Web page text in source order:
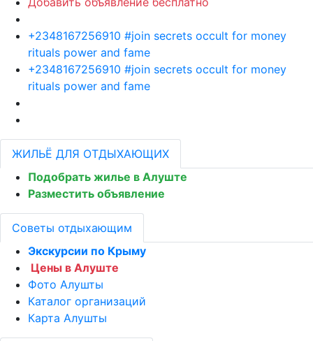
+2348167256910 #join secrets occult for money
rituals power and fame
+2348167256910 #join secrets occult for money
rituals power and fame
ЖИЛЬЁ ДЛЯ ОТДЫХАЮЩИХ
Подобрать жилье в Алуште
Разместить объявление
Советы отдыхающим
Экскурсии по Крыму
Цены в Алуште
Фото Алушты
Каталог организаций
Карта Алушты